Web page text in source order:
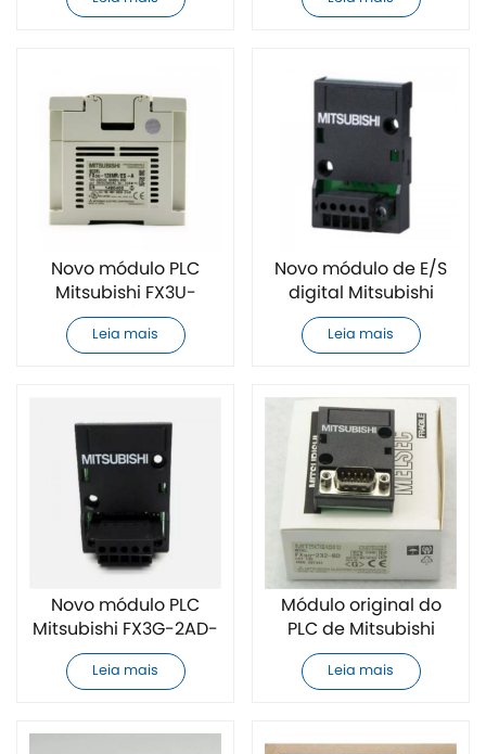
Novo módulo PLC
Mitsubishi FX3U-
128MR/ES-A
Leia mais
Novo módulo de E/S
digital Mitsubishi
FX3G-2EYT-BD
Leia mais
Novo módulo PLC
Mitsubishi FX3G-2AD-
BD
Leia mais
Módulo original do
PLC de Mitsubishi
FX3G-232-BD
Leia mais